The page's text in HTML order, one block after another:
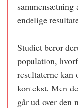
sammensætning
endelige
Studiet beror
population,
resultaterne kan
kontekst. Men
går ud over den